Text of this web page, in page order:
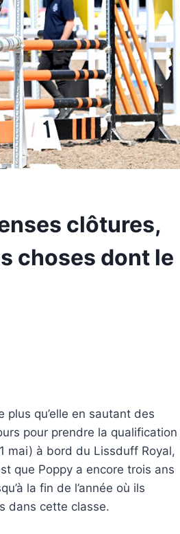
clôtures,
choses dont le
plus qu’elle en sautant des
pour prendre la qualification
mai) à bord du Lissduff Royal,
que Poppy a encore trois ans
la fin de l’année où ils
dans cette classe.